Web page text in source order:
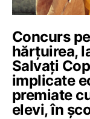
Concurs
hărțuirea,
Salvați
implicate
premiate
elevi, în